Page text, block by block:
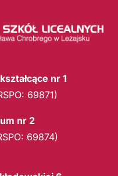
nr 1
69871)
nr 2
69874)